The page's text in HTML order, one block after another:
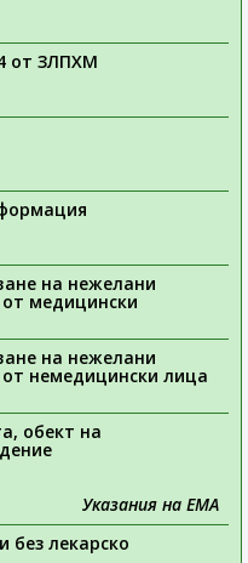
от ЗЛПХМ
на нежелани
медицински
на нежелани
немедицински лица
обект на
Указания на ЕМА
без лекарско